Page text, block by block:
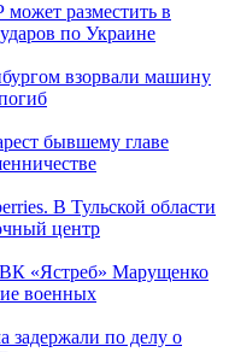
разместить в
по Украине
взорвали машину
бывшему главе
В Тульской области
центр
«Ястреб» Марущенко
военных
задержали по делу о